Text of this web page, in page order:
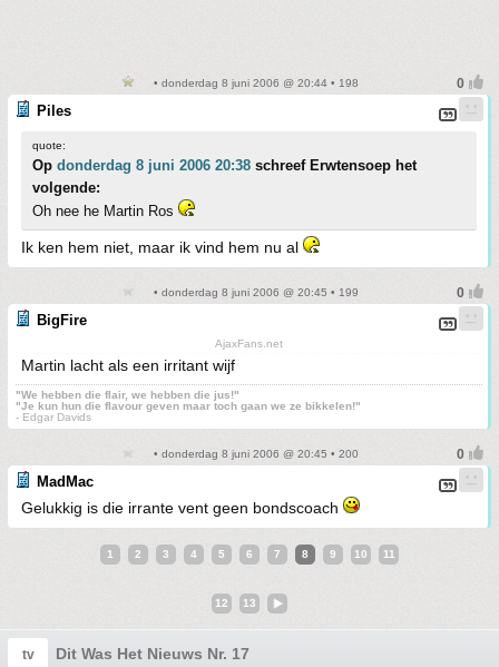
• donderdag 8 juni 2006 @ 20:44 • 198
Piles
quote:
Op donderdag 8 juni 2006 20:38 schreef Erwtensoep het
volgende:
Oh nee he Martin Ros
Ik ken hem niet, maar ik vind hem nu al
• donderdag 8 juni 2006 @ 20:45 • 199
BigFire
AjaxFans.net
Martin lacht als een irritant wijf
"We hebben die flair, we hebben die jus!"
"Je kun hun die flavour geven maar toch gaan we ze bikkelen!"
- Edgar Davids
• donderdag 8 juni 2006 @ 20:45 • 200
MadMac
Gelukkig is die irrante vent geen bondscoach
1 2 3 4 5 6 7 8 9 10 11
12 13
tv Dit Was Het Nieuws Nr. 17